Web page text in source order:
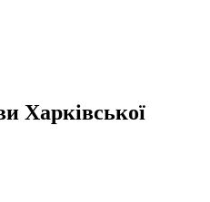
Харківської